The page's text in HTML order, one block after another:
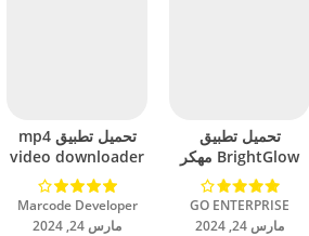
تحميل تطبيق
BrightGlow مهكر
للاندرويد 2024
GO ENTERPRISE‏
مارس 24, 2024
تحميل تطبيق mp4
video downloader
مهكر للاندرويد 2024
Marcode Developer‏
مارس 24, 2024